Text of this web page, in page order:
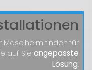
Maselheim finden für
auf Sieangepasste
Lösung.